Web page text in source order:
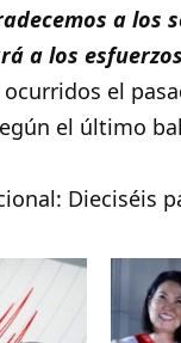
a los
a los
el
el último
Dieciséis